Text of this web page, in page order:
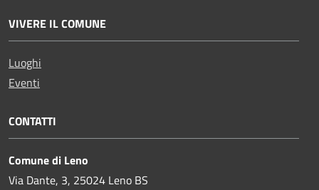
VIVERE IL COMUNE
Luoghi
Eventi
CONTATTI
Comune di Leno
Via Dante, 3, 25024 Leno BS